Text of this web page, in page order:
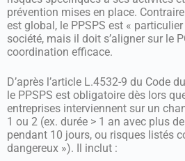
prévention mises en place.
est global, le PPSPS est «
société, mais il doit s’aligner sur le
coordination efficace.
D’après l’article L.4532-9 du Code
le PPSPS est obligatoire dès lors
entreprises interviennent sur un
1 ou 2 (ex. durée > 1 an avec plus
pendant 10 jours, ou risques listés
dangereux »). Il inclut :